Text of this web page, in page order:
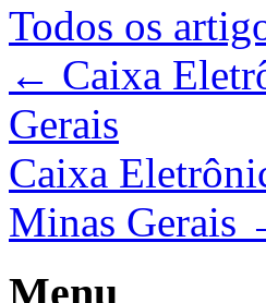
Todos os
← Caixa
Gerais
Caixa
Minas Gerais
Menu